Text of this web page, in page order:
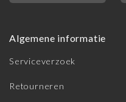
Algemene informatie
Serviceverzoek
Retourneren